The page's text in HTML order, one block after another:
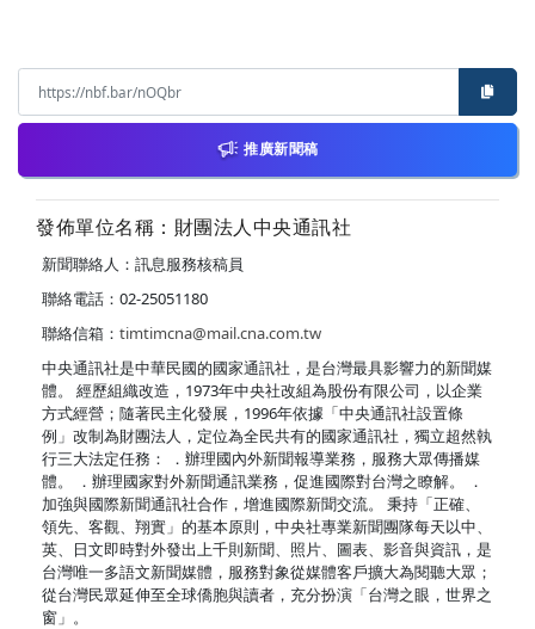
推廣新聞稿
發佈單位名稱：財團法人中央通訊社
新聞聯絡人：訊息服務核稿員
聯絡電話：02-25051180
聯絡信箱： timtimcna@mail.cna.com.tw
中央通訊社是中華民國的國家通訊社，是台灣最具影響力的新聞媒
體。 經歷組織改造，1973年中央社改組為股份有限公司，以企業
方式經營；隨著民主化發展，1996年依據「中央通訊社設置條
例」改制為財團法人，定位為全民共有的國家通訊社，獨立超然執
行三大法定任務： ．辦理國內外新聞報導業務，服務大眾傳播媒
體。 ．辦理國家對外新聞通訊業務，促進國際對台灣之瞭解。 ．
加強與國際新聞通訊社合作，增進國際新聞交流。 秉持「正確、
領先、客觀、翔實」的基本原則，中央社專業新聞團隊每天以中、
英、日文即時對外發出上千則新聞、照片、圖表、影音與資訊，是
台灣唯一多語文新聞媒體，服務對象從媒體客戶擴大為閱聽大眾；
從台灣民眾延伸至全球僑胞與讀者，充分扮演「台灣之眼，世界之
窗」。